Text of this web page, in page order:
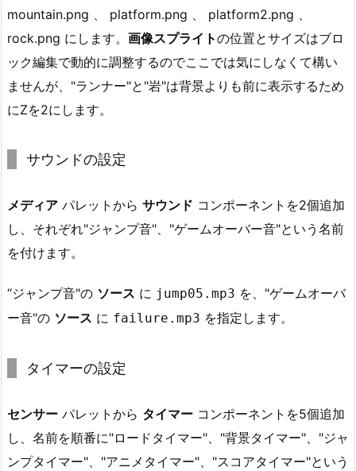
mountain.png 、 platform.png 、 platform2.png 、
rock.png にします。 画像スプライトの位置とサイズはブロ
ック編集で動的に調整するのでここでは気にしなくて構い
ませんが、"ランナー"と"岩"は背景よりも前に表示するため
にZを2にします。
サウンドの設定
メディア パレットから サウンド コンポーネントを2個追加
し、それぞれ"ジャンプ音"、"ゲームオーバー音"という名前
を付けます。
“ジャンプ音"の ソース に jump05.mp3 を、"ゲームオーバ
ー音"の ソース に failure.mp3 を指定します。
タイマーの設定
センサー パレットから タイマー コンポーネントを5個追加
し、名前を順番に"ロードタイマー"、"背景タイマー"、"ジャ
ンプタイマー"、"アニメタイマー"、"スコアタイマー"という